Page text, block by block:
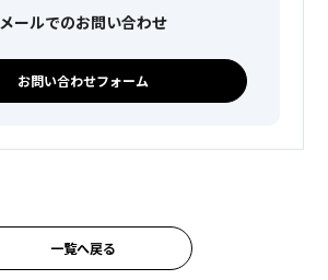
メールでのお問い合わせ
お問い合わせフォーム
一覧へ戻る